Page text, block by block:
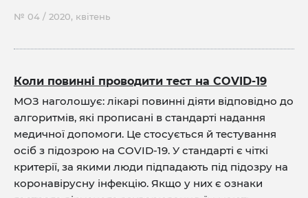
№ 04 / 2020, квітень
Коли повинні проводити тест на COVID-19
МОЗ наголошує: лікарі повинні діяти відповідно до
алгоритмів, які прописані в стандарті надання
медичної допомоги. Це стосується й тестування
осіб з підозрою на COVID-19. У стандарті є чіткі
критерії, за якими люди підпадають під підозру на
коронавірусну інфекцію. Якщо у них є ознаки